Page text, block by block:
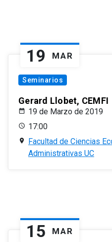
19 MAR
Seminarios
Gerard Llobet, CEMFI
19 de Marzo de 2019
17:00
Facultad de Ciencias
Administrativas UC
15 MAR